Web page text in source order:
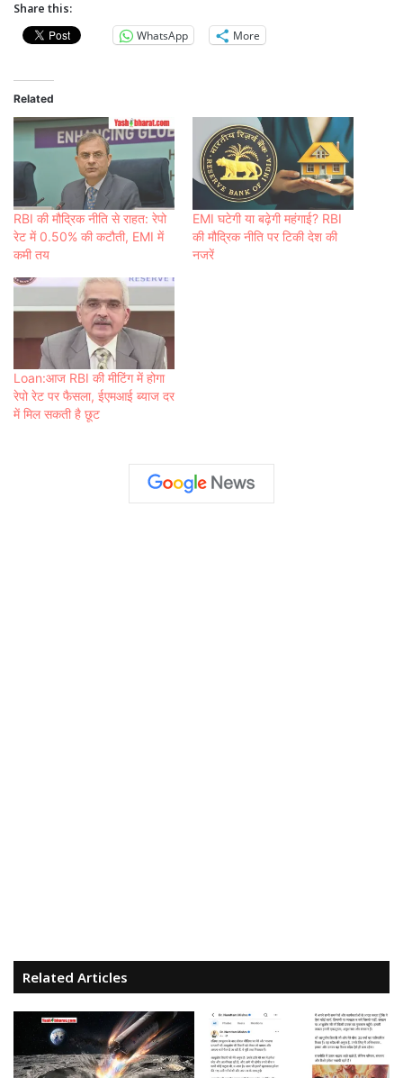
Share this:
WhatsApp
More
Related
RBI की मौद्रिक नीति से राहत: रेपो
रेट में 0.50% की कटौती, EMI में
कमी तय
EMI घटेगी या बढ़ेगी महंगाई? RBI
की मौद्रिक नीति पर टिकी देश की
नजरें
Loan:आज RBI की मीट‍िंग में होगा
रेपो रेट पर फैसला, ईएमआई ब्याज दर
में मिल सकती है छूट
Related Articles